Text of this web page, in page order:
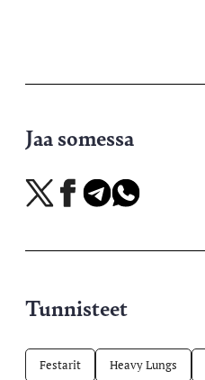
Jaa somessa
Jaa
X-
Jaa
Facebookissa
Jaa
Telegramissa
Jaa
WhatsAppissa
Tunnisteet
Festarit Heavy Lungs